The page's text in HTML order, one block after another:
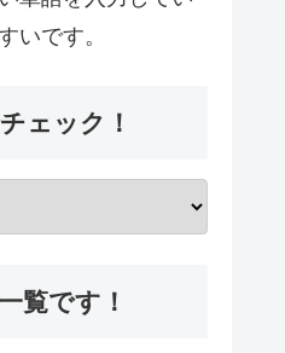
いです。
ェック！
覧です！